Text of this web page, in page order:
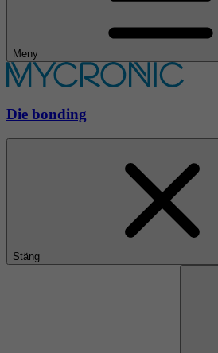
Meny
Die bonding
Stäng